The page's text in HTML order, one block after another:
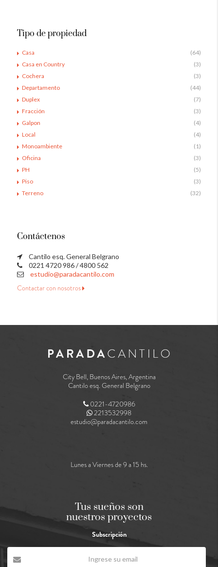
Tipo de propiedad
Casa
(64)
Casa en Country
(3)
Cochera
(3)
Departamento
(44)
Duplex
(7)
Fracción
(3)
Galpon
(4)
Local
(4)
Monoambiente
(1)
Oficina
(3)
PH
(5)
Piso
(3)
Terreno
(32)
Contáctenos
Cantilo esq. General Belgrano
0221 4720 986 / 4800 562
estudio@paradacantilo.com
Contactar con nosotros
City Bell, Buenos Aires, Argentina
Cantilo esq. General Belgrano
0221-4720986
2213532998
estudio@paradacantilo.com
Lunes a Viernes de 9 a 15 hs.
Tus sueños son
nuestros proyectos
Subscripción